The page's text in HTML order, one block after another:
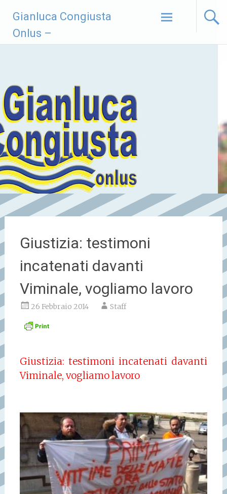
contenuto
Gianluca Congiusta
Onlus –
Giustizia: testimoni
incatenati davanti
Viminale, vogliamo lavoro
26 Febbraio 2014 Staff
Giustizia: testimoni incatenati davanti
Viminale, vogliamo lavoro